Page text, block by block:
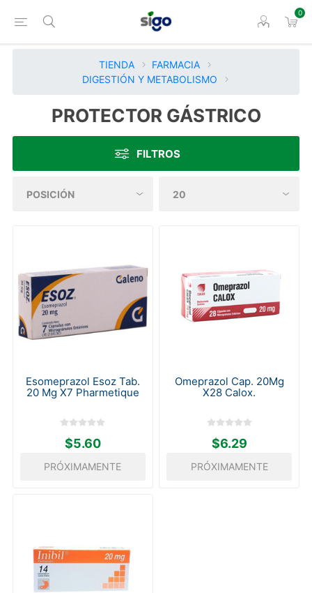
0
TIENDA
FARMACIA
DIGESTIÓN Y METABOLISMO
PROTECTOR GÁSTRICO
FILTROS
Esomeprazol Esoz Tab.
20 Mg X7 Pharmetique
$5.60
PRÓXIMAMENTE
Omeprazol Cap. 20Mg
X28 Calox.
$6.29
PRÓXIMAMENTE